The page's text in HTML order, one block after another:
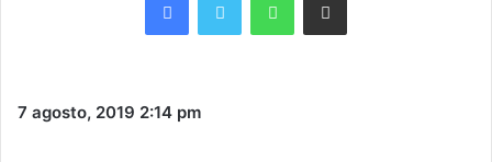
7 agosto, 2019 2:14 pm